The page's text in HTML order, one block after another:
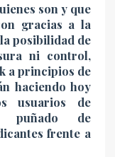
son y que
gracias a la
posibilidad de
ni control,
a principios de
haciendo hoy
usuarios de
puñado de
frente a